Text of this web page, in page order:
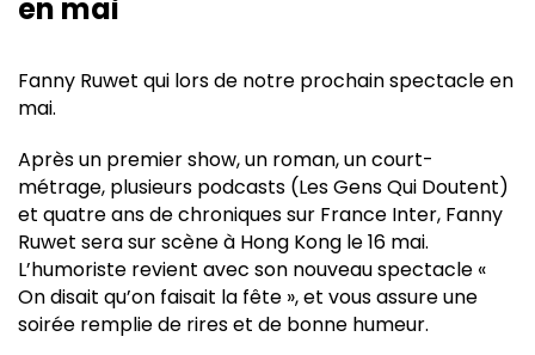
en mai
Fanny Ruwet qui lors de notre prochain spectacle en
mai.
Après un premier show, un roman, un court-
métrage, plusieurs podcasts (Les Gens Qui Doutent)
et quatre ans de chroniques sur France Inter, Fanny
Ruwet sera sur scène à Hong Kong le 16 mai.
L’humoriste revient avec son nouveau spectacle «
On disait qu’on faisait la fête », et vous assure une
soirée remplie de rires et de bonne humeur.